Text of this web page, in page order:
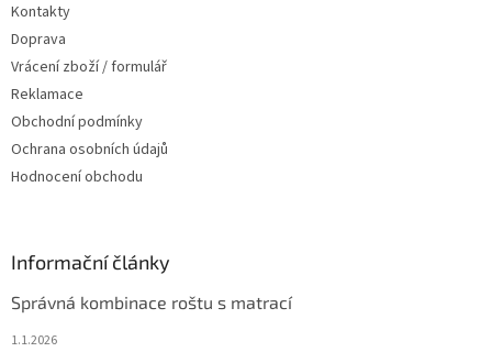
Kontakty
Doprava
Vrácení zboží / formulář
Reklamace
Obchodní podmínky
Ochrana osobních údajů
Hodnocení obchodu
Informační články
Správná kombinace roštu s matrací
1.1.2026